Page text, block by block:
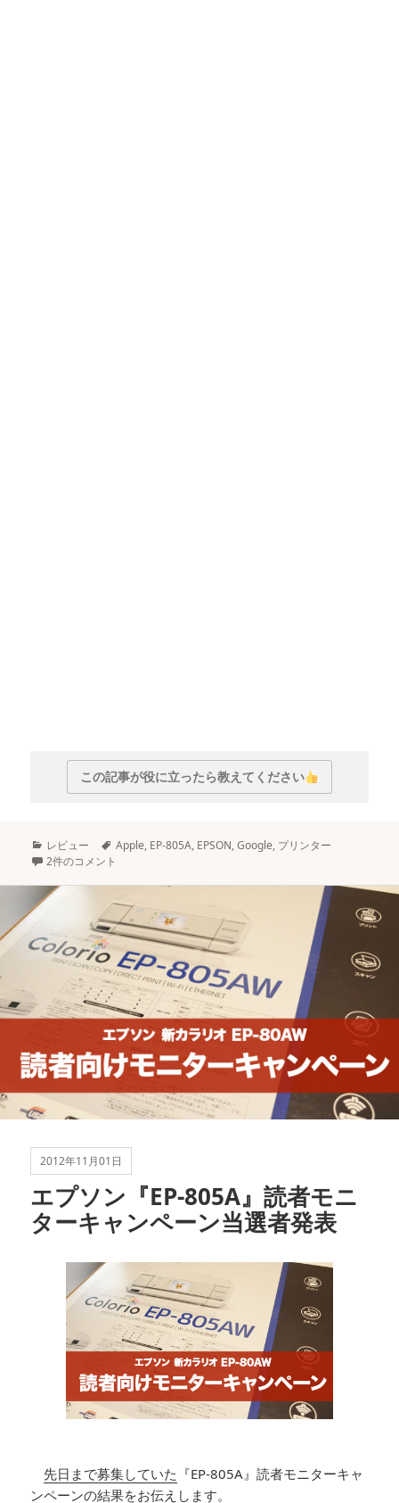
この記事が役に立ったら教えてください
カ
テ
リ
レビュー
タ
Apple, EP-805A, EPSON,Google, プリンター
2件のコメント
2012年11月01日
エプソン『EP-805A』読者モニ
ターキャンペーン当選者発表
先日まで募集していた 『EP-805A』読者モニターキャ
ンペーンの結果をお伝えします。